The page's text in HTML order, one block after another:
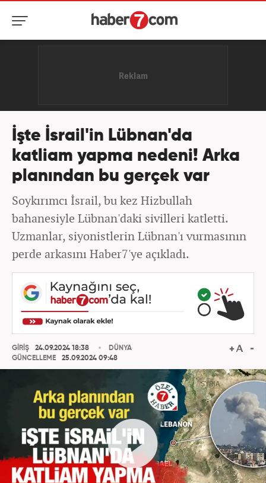
İşte İsrail'in Lübnan'da
katliam yapma nedeni! Arka
planından bu gerçek var
Soykırımcı İsrail, bu kez Hizbullah
bahanesiyle Lübnan'daki sivilleri katletti.
Uzmanlar, siyonistlerin Lübnan'ı vurmasının
perde arkasını Haber7'ye açıkladı.
GİRİŞ
24.09.2024 18:38
GÜNCELLEME
25.09.2024 09:48
DÜNYA